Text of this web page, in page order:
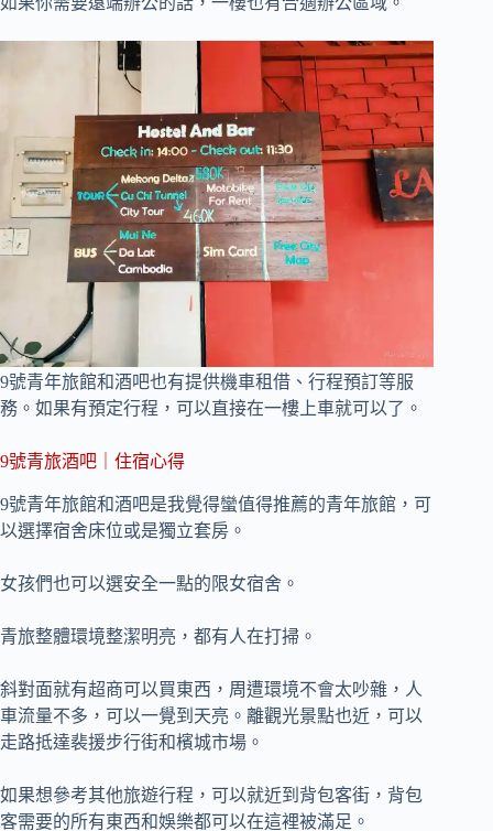
9號青年旅館和酒吧也有提供機車租借、行程預訂等服
務。如果有預定行程，可以直接在一樓上車就可以了。
9號青旅酒吧｜住宿心得
9號青年旅館和酒吧是我覺得蠻值得推薦的青年旅館，可
以選擇宿舍床位或是獨立套房。
女孩們也可以選安全一點的限女宿舍。
青旅整體環境整潔明亮，都有人在打掃。
斜對面就有超商可以買東西，周遭環境不會太吵雜，人
車流量不多，可以一覺到天亮。離觀光景點也近，可以
走路抵達裴援步行街和檳城市場。
如果想參考其他旅遊行程，可以就近到背包客街，背包
客需要的所有東西和娛樂都可以在這裡被滿足。